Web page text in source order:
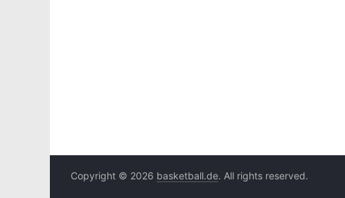
Copyright © 2026 basketball.de. All rights reserved.